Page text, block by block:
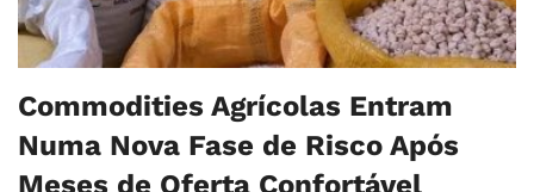
Commodities Agrícolas Entram
Numa Nova Fase de Risco Após
Meses de Oferta Confortável